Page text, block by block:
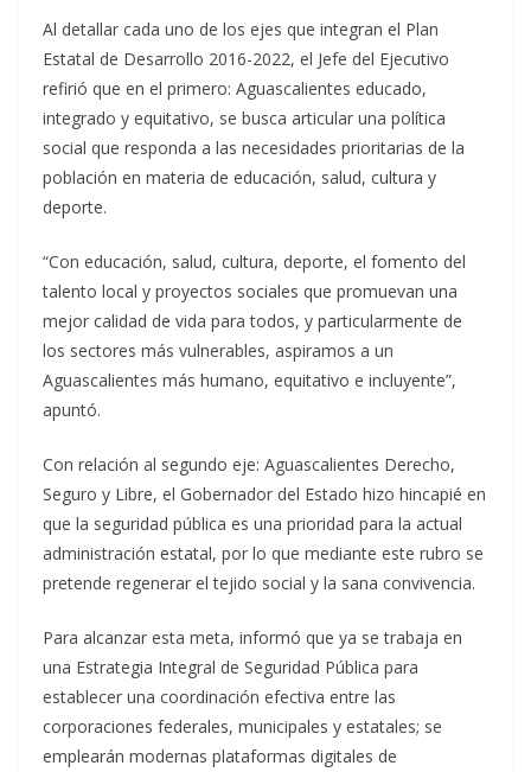
Al detallar cada uno de los ejes que integran el Plan
Estatal de Desarrollo 2016-2022, el Jefe del Ejecutivo
refirió que en el primero: Aguascalientes educado,
integrado y equitativo, se busca articular una política
social que responda a las necesidades prioritarias de la
población en materia de educación, salud, cultura y
deporte.
“Con educación, salud, cultura, deporte, el fomento del
talento local y proyectos sociales que promuevan una
mejor calidad de vida para todos, y particularmente de
los sectores más vulnerables, aspiramos a un
Aguascalientes más humano, equitativo e incluyente”,
apuntó.
Con relación al segundo eje: Aguascalientes Derecho,
Seguro y Libre, el Gobernador del Estado hizo hincapié en
que la seguridad pública es una prioridad para la actual
administración estatal, por lo que mediante este rubro se
pretende regenerar el tejido social y la sana convivencia.
Para alcanzar esta meta, informó que ya se trabaja en
una Estrategia Integral de Seguridad Pública para
establecer una coordinación efectiva entre las
corporaciones federales, municipales y estatales; se
emplearán modernas plataformas digitales de